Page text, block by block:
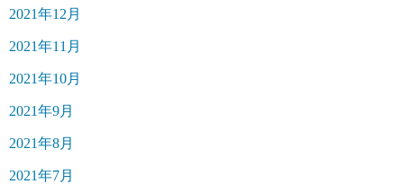
2021年12月
2021年11月
2021年10月
2021年9月
2021年8月
2021年7月